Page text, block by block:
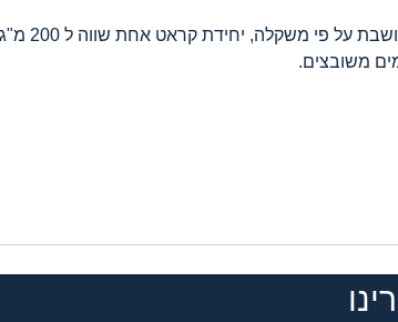
הגודל של היהלום
משובצים.